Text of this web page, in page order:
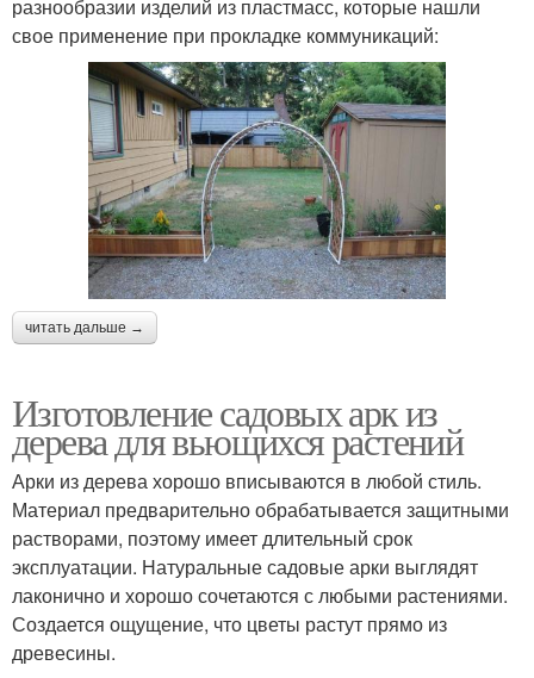
разнообразии изделий из пластмасс, которые нашли
свое применение при прокладке коммуникаций:
читать дальше →
Изготовление садовых арк из
дерева для вьющихся растений
Арки из дерева хорошо вписываются в любой стиль.
Материал предварительно обрабатывается защитными
растворами, поэтому имеет длительный срок
эксплуатации. Натуральные садовые арки выглядят
лаконично и хорошо сочетаются с любыми растениями.
Создается ощущение, что цветы растут прямо из
древесины.